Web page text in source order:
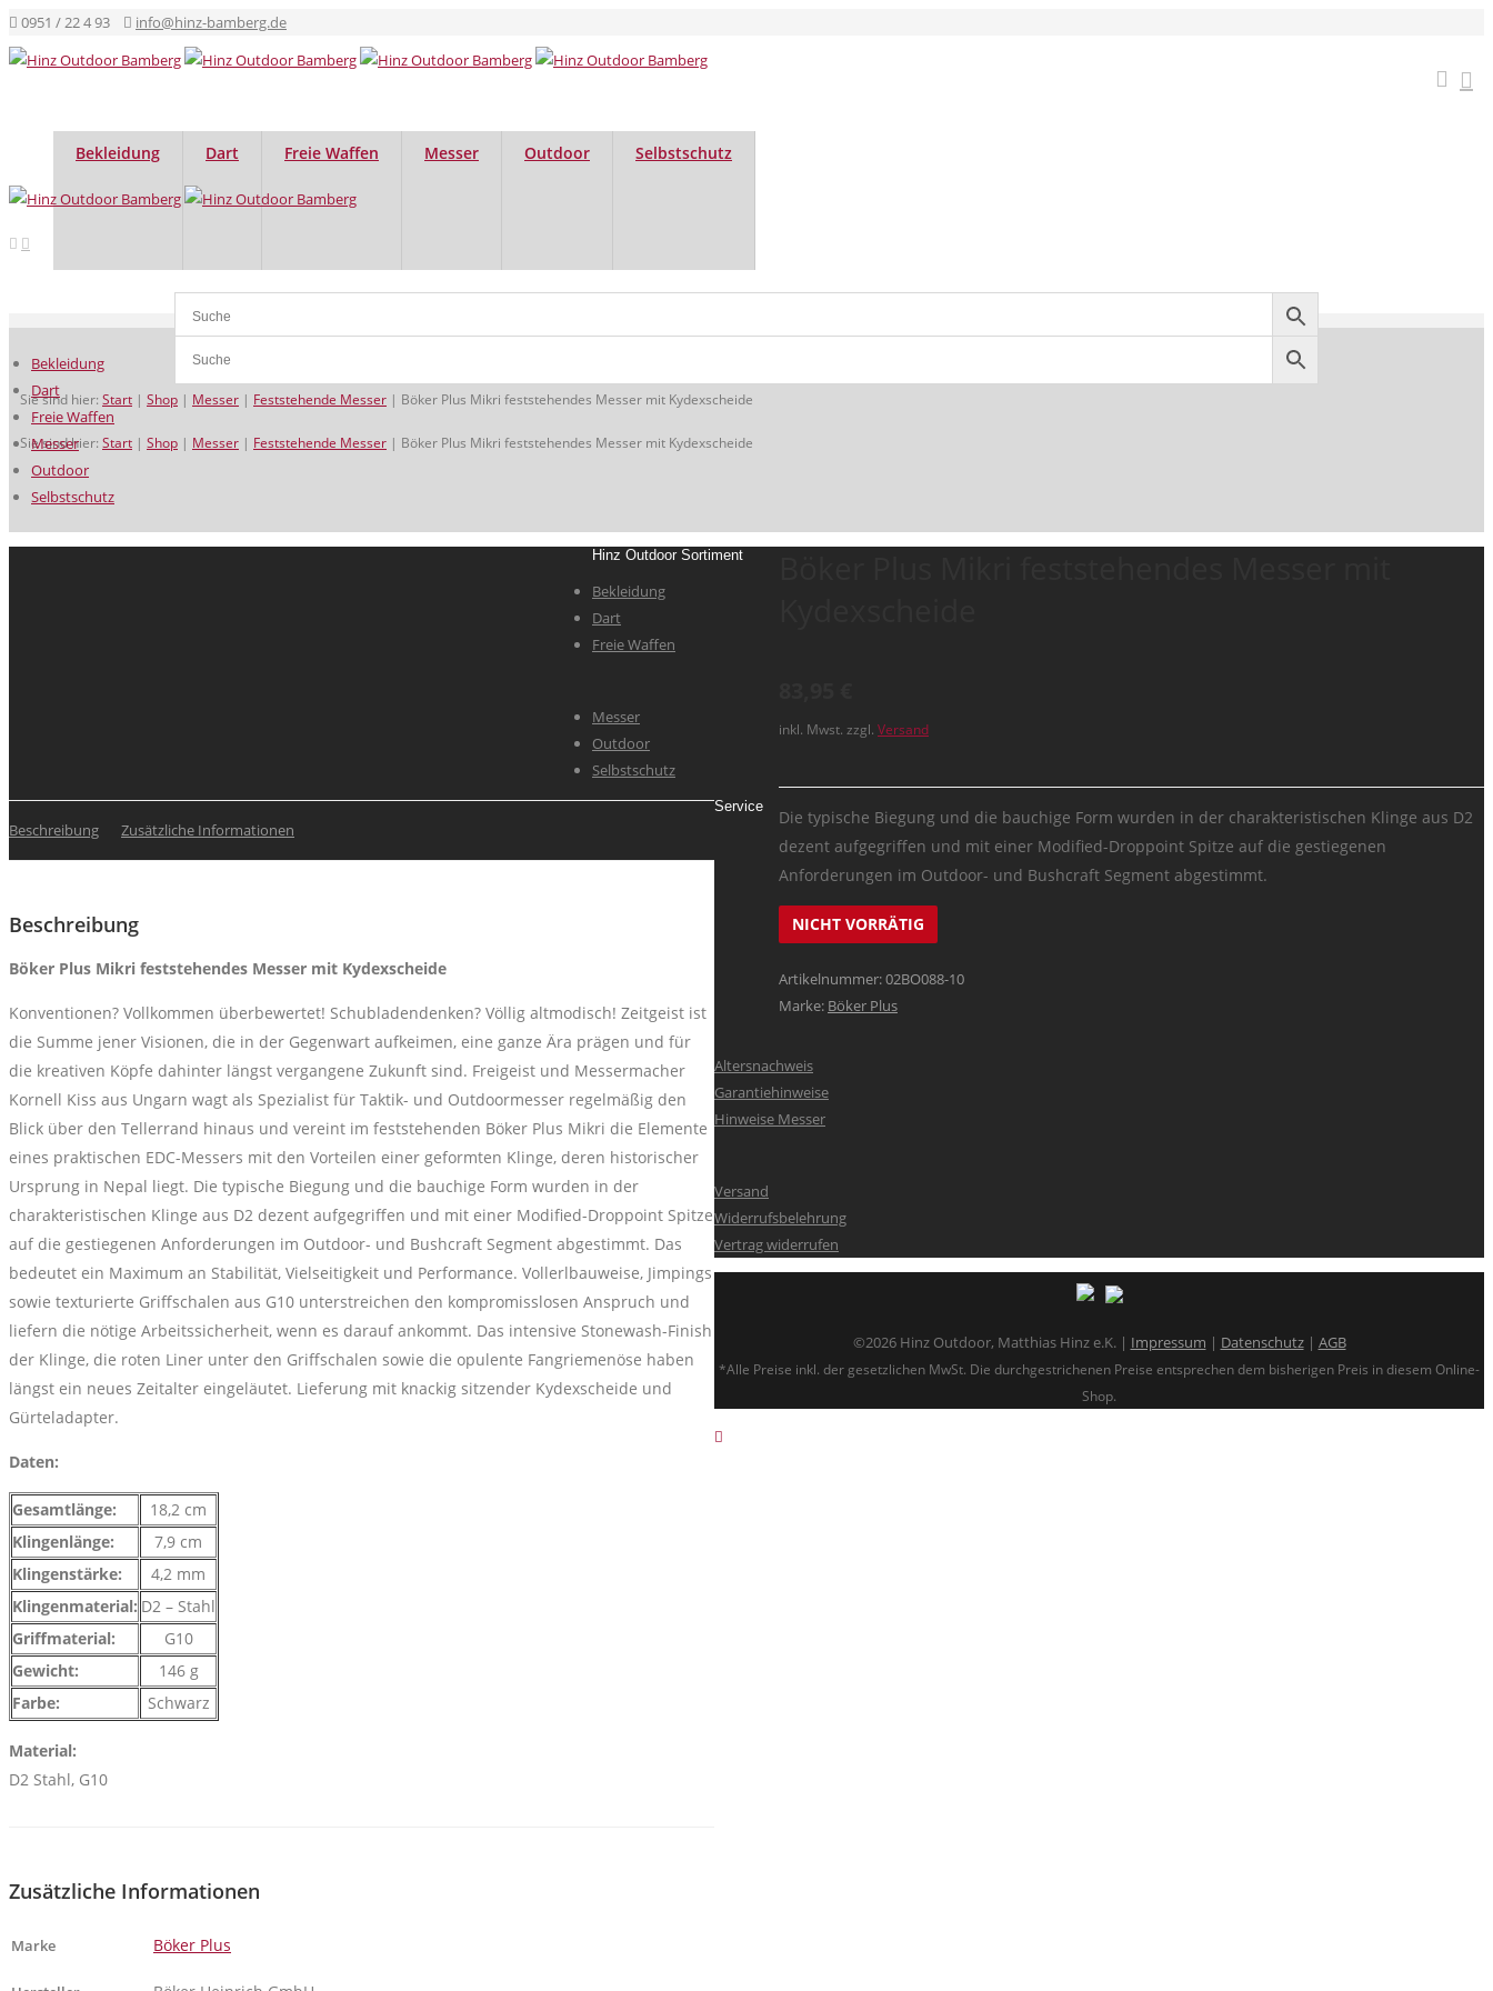
0951 / 22 4 93 info@hinz-bamberg.de
Bekleidung Dart Freie Waffen Messer Outdoor Selbstschutz
Sie sind hier: Start | Shop | Messer | Feststehende Messer | Böker Plus Mikri feststehendes Messer mit Kydexscheide
Sie sind hier: Start | Shop | Messer | Feststehende Messer | Böker Plus Mikri feststehendes Messer mit Kydexscheide
Bekleidung
Dart
Freie Waffen
Messer
Outdoor
Selbstschutz
inkl. Mwst. zzgl. Versand
Die typische Biegung und die bauchige Form wurden in der charakteristischen Klinge aus D2
dezent aufgegriffen und mit einer Modified-Droppoint Spitze auf die gestiegenen
Anforderungen im Outdoor- und Bushcraft Segment abgestimmt.
NICHT VORRÄTIG
Artikelnummer:02BO088-10
Marke: Böker Plus
Beschreibung Zusätzliche Informationen
Beschreibung
Böker Plus Mikri feststehendes Messer mit Kydexscheide
Konventionen? Vollkommen überbewertet! Schubladendenken? Völlig altmodisch! Zeitgeist ist
die Summe jener Visionen, die in der Gegenwart aufkeimen, eine ganze Ära prägen und für
die kreativen Köpfe dahinter längst vergangene Zukunft sind. Freigeist und Messermacher
Kornell Kiss aus Ungarn wagt als Spezialist für Taktik- und Outdoormesser regelmäßig den
Blick über den Tellerrand hinaus und vereint im feststehenden Böker Plus Mikri die Elemente
eines praktischen EDC-Messers mit den Vorteilen einer geformten Klinge, deren historischer
Ursprung in Nepal liegt. Die typische Biegung und die bauchige Form wurden in der
charakteristischen Klinge aus D2 dezent aufgegriffen und mit einer Modified-Droppoint Spitze
auf die gestiegenen Anforderungen im Outdoor- und Bushcraft Segment abgestimmt. Das
bedeutet ein Maximum an Stabilität, Vielseitigkeit und Performance. Vollerlbauweise, Jimpings
sowie texturierte Griffschalen aus G10 unterstreichen den kompromisslosen Anspruch und
liefern die nötige Arbeitssicherheit, wenn es darauf ankommt. Das intensive Stonewash-Finish
der Klinge, die roten Liner unter den Griffschalen sowie die opulente Fangriemenöse haben
längst ein neues Zeitalter eingeläutet. Lieferung mit knackig sitzender Kydexscheide und
Gürteladapter.
Daten:
Gesamtlänge:
18,2 cm
Klingenlänge:
7,9 cm
Klingenstärke:
4,2 mm
Klingenmaterial: D2 – Stahl
Griffmaterial:
G10
Gewicht:
146 g
Farbe:
Schwarz
Material:
D2 Stahl, G10
Zusätzliche Informationen
Marke Böker Plus
Hinz Outdoor Sortiment
Bekleidung
Dart
Freie Waffen
Messer
Outdoor
Selbstschutz
Service
Altersnachweis
Garantiehinweise
Hinweise Messer
Versand
Widerrufsbelehrung
Vertrag widerrufen
©2026 Hinz Outdoor, Matthias Hinz e.K. | Impressum | Datenschutz| AGB
*Alle Preise inkl. der gesetzlichen MwSt. Die durchgestrichenen Preise entsprechen dem bisherigen Preis in diesem Online-
Shop.